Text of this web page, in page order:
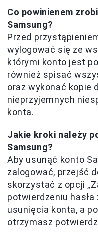
Co powinienem
Samsung?
Przed
wylogować się ze
którymi konto jest
również spisać
oraz wykonać kopie
nieprzyjemnych
konta.
Jakie kroki należy
Samsung?
Aby usunąć konto
zalogować, przejść
skorzystać z opcji
potwierdzeniu
usunięcia konta, a
otrzymasz